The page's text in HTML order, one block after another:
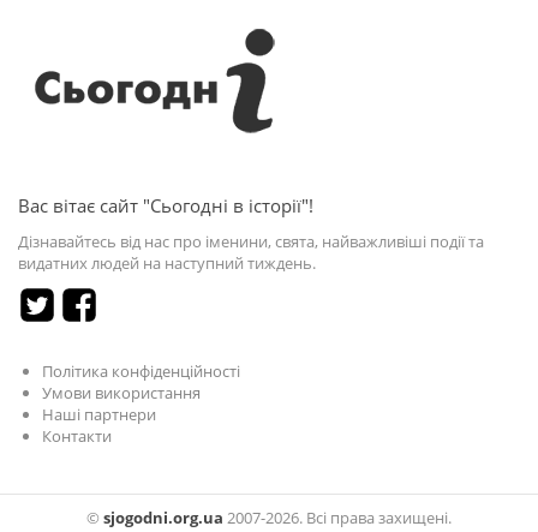
Вас вітає сайт "Сьогодні в історії"!
Дізнавайтесь від нас про іменини, свята, найважливіші події та
видатних людей на наступний тиждень.
Політика конфіденційності
Умови використання
Наші партнери
Контакти
© sjogodni.org.ua 2007-2026. Всі права захищені.